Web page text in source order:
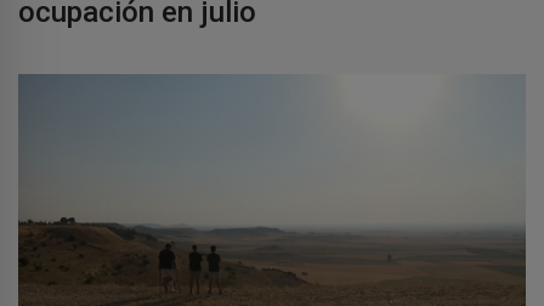
ocupación en julio